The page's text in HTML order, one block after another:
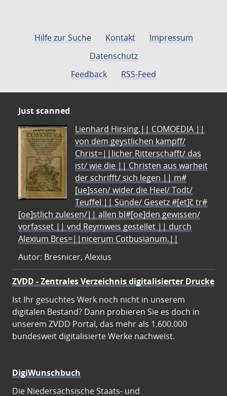
Hilfe zur Suche Kontakt
Impressum
Datenschutz
Feedback
RSS-Feed
Just scanned
Lienhard Hirsing.|| COMOEDIA ||
von dem geystlichen kampff/
Christ=||licher Ritterschafft/ das
ist/ wie die || Christen aus warheit
der schrifft/ sich legen || m#
[ue]ssen/ wider die Heel/ Todt/
Teuffel || Sünde/ Gesetz #[et]c̃ tr#
[oe]stlich zulesen/|| allen bl#[oe]den gewissen/
vorfasset || vnd Reymweis gestellet || durch
Alexium Bres=||nicerum Cotbusianum.||
Autor: Bresnicer, Alexius
ZVDD - Zentrales Verzeichnis digitalisierter Drucke
Ist Ihr gesuchtes Werk noch nicht in unserem
digitalen Bestand? Dann probieren Sie es doch in
unserem ZVDD Portal, das mehr als 1.600.000
bundesweit digitalisierte Werke nachweist.
DigiWunschbuch
Die Niedersächsische Staats- und